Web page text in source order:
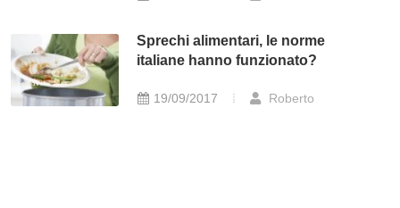
Sprechi alimentari, le norme
italiane hanno funzionato?
19/09/2017 Roberto